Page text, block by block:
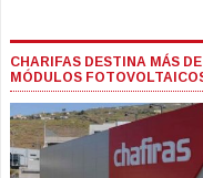
CHARIFAS DESTINA MÁS
MÓDULOS